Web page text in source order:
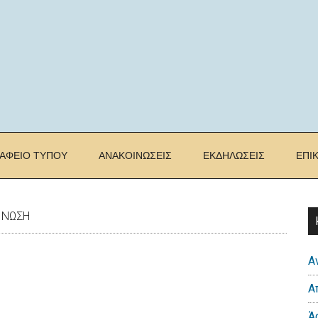
ΤΥΠΟΥ ΑΝΑΚΟΙΝΩΣΕΙΣ ΕΚΔΗΛΩΣΕΙΣ